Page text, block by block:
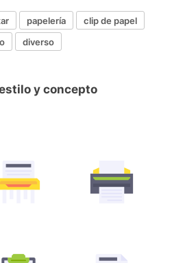
papelería
clip de papel
diverso
y concepto